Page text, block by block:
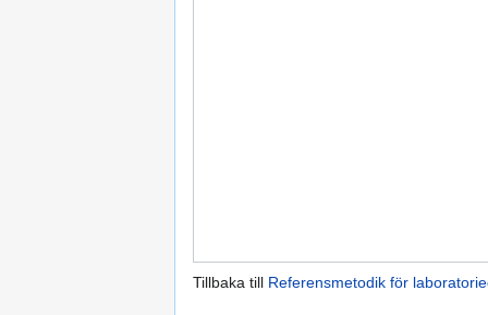
Tillbaka till Referensmetodik för